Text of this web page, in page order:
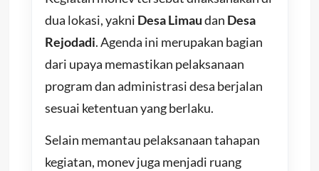
dua lokasi, yakni Desa Limaudan Desa
Rejodadi. Agenda ini merupakan bagian
dari upaya memastikan pelaksanaan
program dan administrasi desa berjalan
sesuai ketentuan yang berlaku.
Selain memantau pelaksanaan tahapan
kegiatan, monev juga menjadi ruang